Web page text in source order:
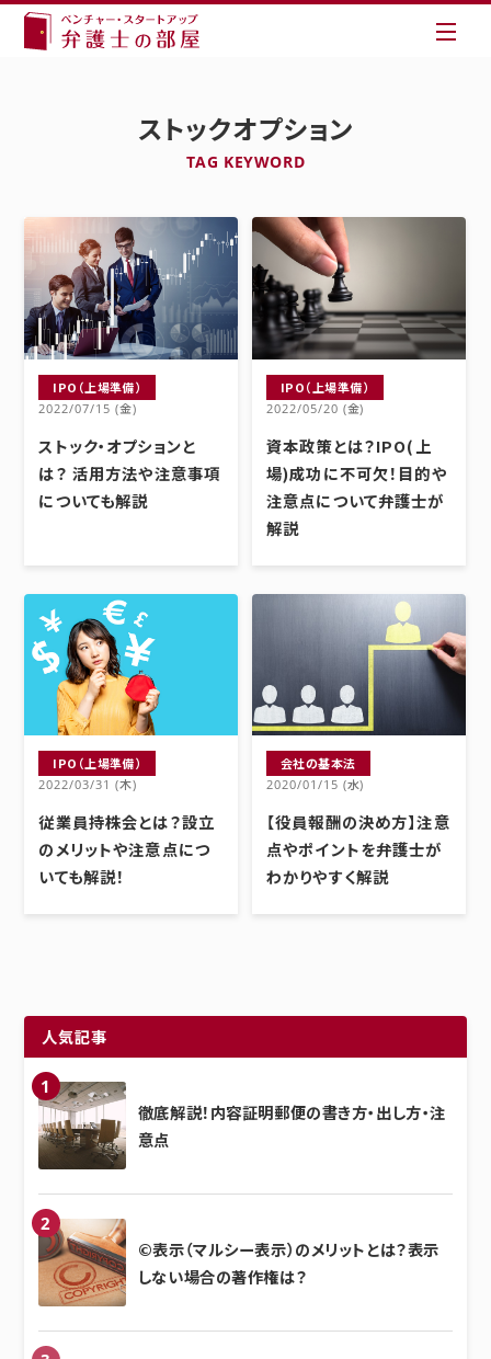
ストックオプション
TAG KEYWORD
IPO（上場準備）
2022/07/15 (金)
ストック・オプションと
は？ 活用方法や注意事項
についても解説
IPO（上場準備）
2022/05/20 (金)
資本政策とは？IPO(上
場)成功に不可欠！目的や
注意点について弁護士が
解説
IPO（上場準備）
2022/03/31 (木)
従業員持株会とは？設立
のメリットや注意点につ
いても解説！
会社の基本法
2020/01/15 (水)
【役員報酬の決め方】注意
点やポイントを弁護士が
わかりやすく解説
人気記事
徹底解説！内容証明郵便の書き方・出し方・注
意点
©表示（マルシー表示）のメリットとは？表示
しない場合の著作権は？